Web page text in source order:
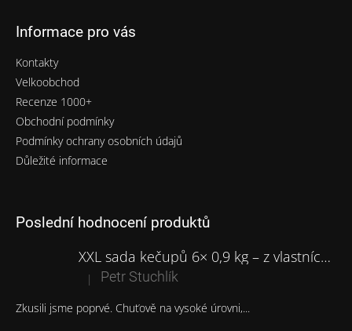
Informace pro vás
Kontakty
Velkoobchod
Recenze 1000+
Obchodní podmínky
Podmínky ochrany osobních údajů
Důležité informace
Poslední hodnocení produktů
XXL sada kečupů 6× 0,9 kg – z vlastních moravských rajčat
Hodnocení produktu je 5 z 5 hvězdiček.
| Petr Stuchlík
Zkusili jsme poprvé. Chuťově na vysoké úrovni,...